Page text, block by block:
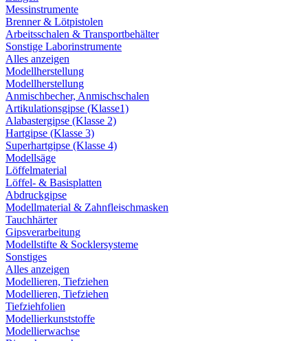
Messinstrumente
Brenner & Lötpistolen
Arbeitsschalen & Transportbehälter
Sonstige Laborinstrumente
Alles anzeigen
Modellherstellung
Modellherstellung
Anmischbecher, Anmischschalen
Artikulationsgipse (Klasse1)
Alabastergipse (Klasse 2)
Hartgipse (Klasse 3)
Superhartgipse (Klasse 4)
Modellsäge
Löffelmaterial
Löffel- & Basisplatten
Abdruckgipse
Modellmaterial & Zahnfleischmasken
Tauchhärter
Gipsverarbeitung
Modellstifte & Socklersysteme
Sonstiges
Alles anzeigen
Modellieren, Tiefziehen
Modellieren, Tiefziehen
Tiefziehfolien
Modellierkunststoffe
Modellierwachse